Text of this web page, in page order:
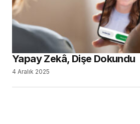
Yapay Zekâ, Dişe Dokundu
4 Aralık 2025